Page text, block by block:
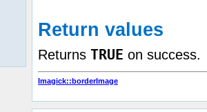
Return values
Returns TRUE on success.
Imagick::borderImage